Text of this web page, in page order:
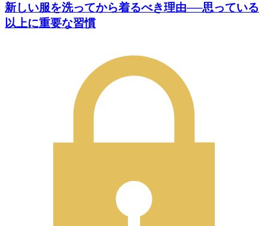
新しい服を洗ってから着るべき理由──思っている
以上に重要な習慣